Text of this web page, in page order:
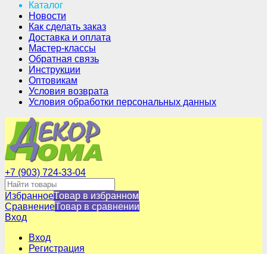
Каталог
Новости
Как сделать заказ
Доставка и оплата
Мастер-классы
Обратная связь
Инструкции
Оптовикам
Условия возврата
Условия обработки персональных данных
+7 (903) 724-33-04
ИзбранноеТовар в избранном
СравнениеТовар в сравнении
Вход
Вход
Регистрация